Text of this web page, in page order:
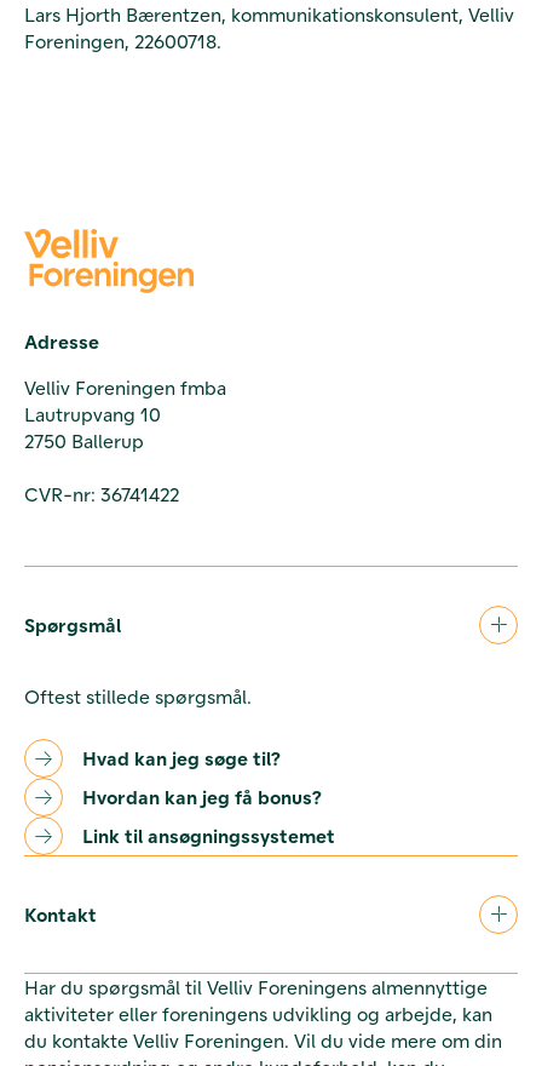
Lars Hjorth Bærentzen, kommunikationskonsulent, Velliv
Foreningen, 22600718.
Adresse
Velliv Foreningen fmba
Lautrupvang 10
2750 Ballerup
CVR-nr: 36741422
Spørgsmål
Oftest stillede spørgsmål.
Hvad kan jeg søge til?
Hvordan kan jeg få bonus?
Link til ansøgningssystemet
Kontakt
Har du spørgsmål til Velliv Foreningens almennyttige
aktiviteter eller foreningens udvikling og arbejde, kan
du kontakte Velliv Foreningen. Vil du vide mere om din